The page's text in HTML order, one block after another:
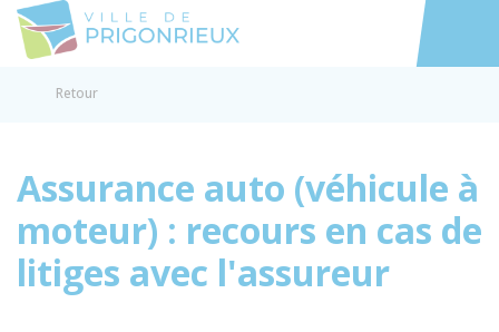
Accéder
Retour
Assurance auto (véhicule à
moteur) : recours en cas de
litiges avec l'assureur